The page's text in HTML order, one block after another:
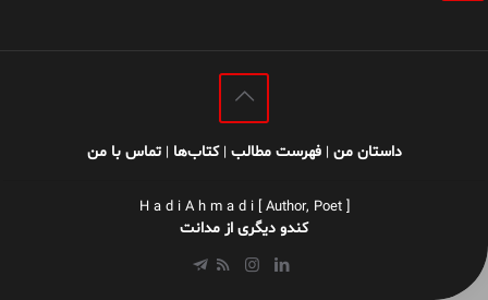
داستان من |فهرست مطالب |کتاب‌ها |تماس با من
H a d i A h m a d i [ Author, Poet ]
کندو دیگری از مدانت